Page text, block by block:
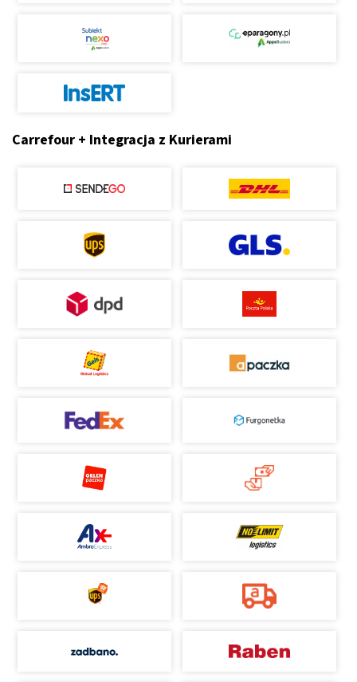
Carrefour + Integracja z Kurierami